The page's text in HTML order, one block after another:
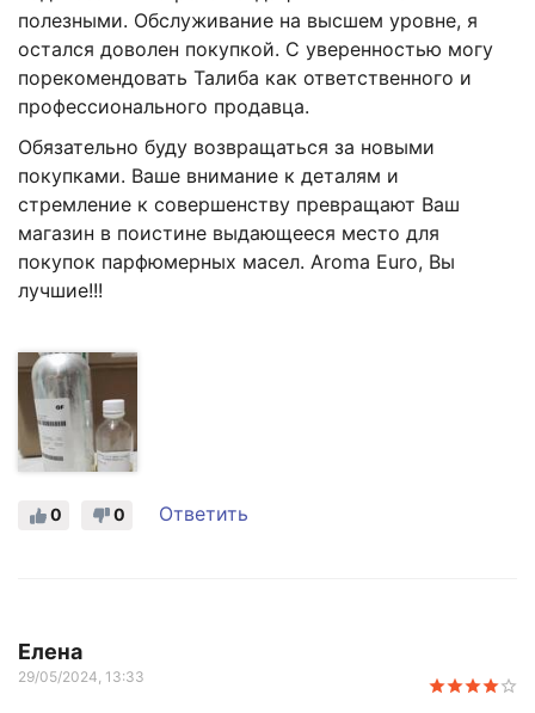
полезными. Обслуживание на высшем уровне, я
остался доволен покупкой. С уверенностью могу
порекомендовать Талиба как ответственного и
профессионального продавца.
Обязательно буду возвращаться за новыми
покупками. Ваше внимание к деталям и
стремление к совершенству превращают Ваш
магазин в поистине выдающееся место для
покупок парфюмерных масел. Aroma Euro, Вы
лучшие!!!
0
0 Ответить
Елена
29/05/2024, 13:33